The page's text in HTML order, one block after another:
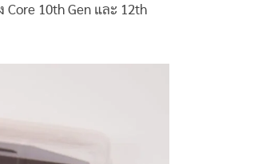
Core 10th Gen และ 12th